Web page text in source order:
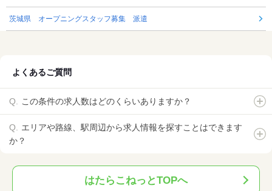
茨城県 オープニングスタッフ募集 派遣
よくあるご質問
この条件の求人数はどのくらいありますか？
エリアや路線、駅周辺から求人情報を探すことはできます
か？
はたらこねっとTOPへ